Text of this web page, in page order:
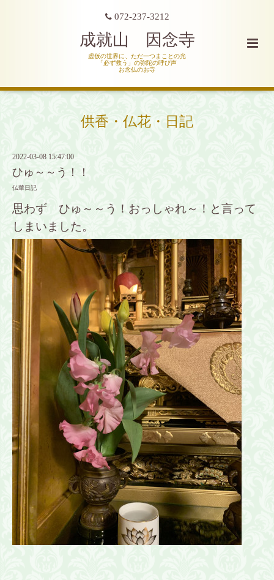
072-237-3212
成就山 因念寺
虚仮の世界に、ただ一つまことの光
「必ず救う」の弥陀の呼び声
お念仏のお寺
供香・仏花・日記
2022-03-08 15:47:00
ひゅ～～う！！
仏華日記
思わず ひゅ～～う！おっしゃれ～！と言って
しまいました。